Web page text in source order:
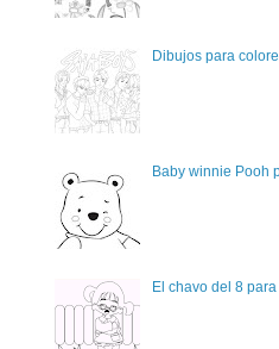
Dibujos para
Baby winnie Pooh
El chavo del 8